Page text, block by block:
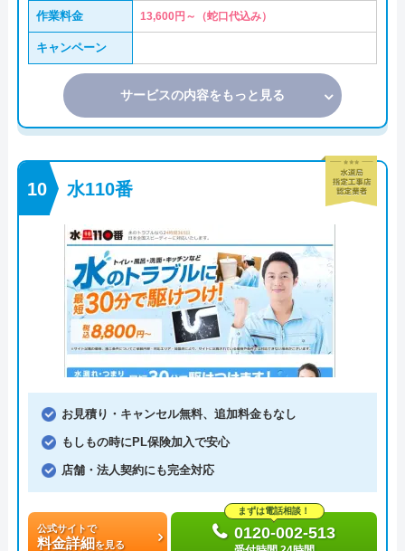
作業料金 13,600円～（蛇口代込み）
キャンペーン
サービスの内容をもっと見る
水110番
お見積り・キャンセル無料、追加料金もなし
もしもの時にPL保険加入で安心
店舗・法人契約にも完全対応
公式サイトで
料金詳細を見る
まずは電話相談！
0120-002-513